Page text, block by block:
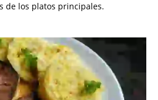
de los platos principales.